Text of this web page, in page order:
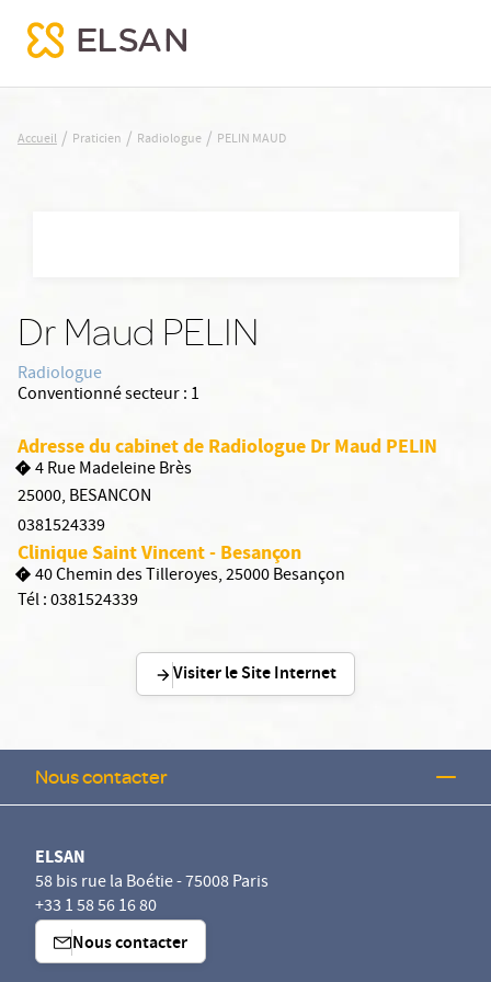
PELIN MAUD
Accueil / Praticien / Radiologue / PELIN MAUD
Dr Maud PELIN
Radiologue
Conventionné secteur : 1
Adresse du cabinet de Radiologue Dr Maud PELIN
4 Rue Madeleine Brès
25000, BESANCON
0381524339
Clinique Saint Vincent - Besançon
40 Chemin des Tilleroyes, 25000 Besançon
Tél :0381524339
Visiter le Site Internet
Nous contacter
ELSAN
58 bis rue la Boétie - 75008 Paris
+33 1 58 56 16 80
Nous contacter